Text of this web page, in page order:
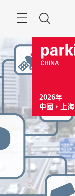
目
錄
索
2026年
中國，上海